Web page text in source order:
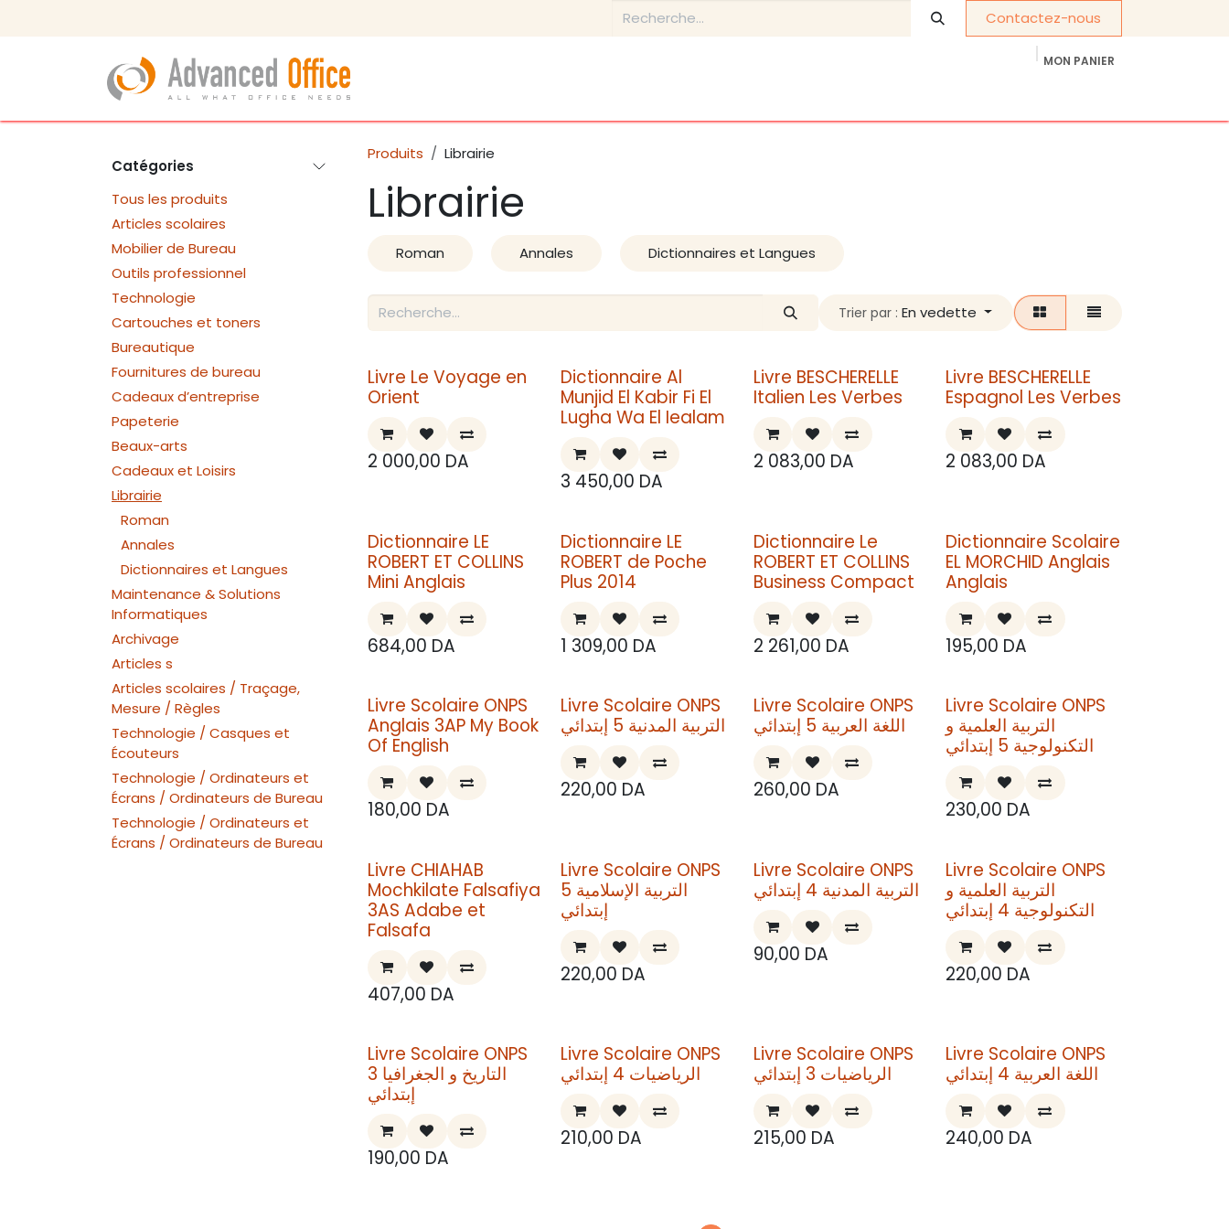
Contactez-nous
MON PANIER
Catégories
Tous les produits
Articles scolaires
Mobilier de Bureau
Outils professionnel
Technologie
Cartouches et toners
Bureautique
Fournitures de bureau
Cadeaux d’entreprise
Papeterie
Beaux-arts
Cadeaux et Loisirs
Librairie
Roman
Annales
Dictionnaires et Langues
Maintenance & Solutions
Informatiques
Archivage
Articles s
Articles scolaires / Traçage,
Mesure / Règles
Technologie / Casques et
Écouteurs
Technologie / Ordinateurs et
Écrans / Ordinateurs de Bureau
Technologie / Ordinateurs et
Écrans / Ordinateurs de Bureau
Produits Librairie
Librairie
Roman Annales Dictionnaires et Langues
Trier par : En vedette
Livre Le Voyage en
Orient
2 000,00 DA
Dictionnaire Al
Munjid El Kabir Fi El
Lugha Wa El Iealam
3 450,00 DA
Livre BESCHERELLE
Italien Les Verbes
2 083,00 DA
Livre BESCHERELLE
Espagnol Les Verbes
2 083,00 DA
Dictionnaire LE
ROBERT ET COLLINS
Mini Anglais
684,00 DA
Dictionnaire LE
ROBERT de Poche
Plus 2014
1 309,00 DA
Dictionnaire Le
ROBERT ET COLLINS
Business Compact
2 261,00 DA
Dictionnaire Scolaire
EL MORCHID Anglais
Anglais
195,00 DA
Livre Scolaire ONPS
Anglais 3AP My Book
Of English
180,00 DA
Livre Scolaire ONPS
التربية المدنية 5 إبتدائي
220,00 DA
Livre Scolaire ONPS
اللغة العربية 5 إبتدائي
260,00 DA
Livre Scolaire ONPS
التربية العلمية و
التكنولوجية 5 إبتدائي
230,00 DA
Livre CHIAHAB
Mochkilate Falsafiya
3AS Adabe et
Falsafa
407,00 DA
Livre Scolaire ONPS
التربية الإسلامية 5
إبتدائي
220,00 DA
Livre Scolaire ONPS
التربية المدنية 4 إبتدائي
90,00 DA
Livre Scolaire ONPS
التربية العلمية و
التكنولوجية 4 إبتدائي
220,00 DA
Livre Scolaire ONPS
التاريخ و الجغرافيا 3
إبتدائي
190,00 DA
Livre Scolaire ONPS
الرياضيات 4 إبتدائي
210,00 DA
Livre Scolaire ONPS
الرياضيات 3 إبتدائي
215,00 DA
Livre Scolaire ONPS
اللغة العربية 4 إبتدائي
240,00 DA